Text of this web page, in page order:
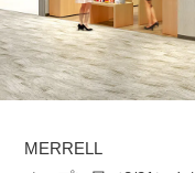
MERRELL